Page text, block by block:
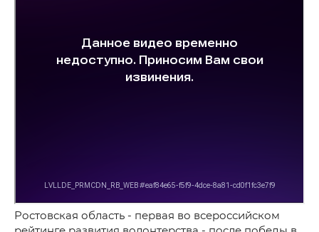
Ростовская область - первая во всероссийском